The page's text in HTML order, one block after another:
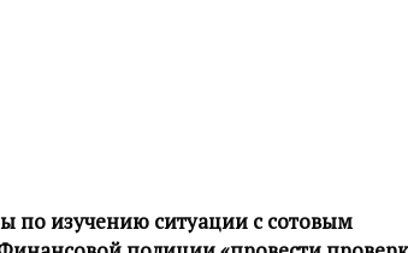
по изучению ситуации с сотовым